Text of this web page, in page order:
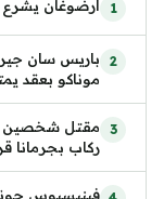
أرضوغان يشرع
باريس سان
موناكو بعقد يمتد
ركاب بجرمانا
فينيسيوس